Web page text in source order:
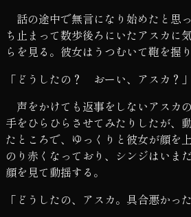
話の途中で無言になり始めたと思
ち止まって数歩後ろにいたアスカに
らを見る。彼女はうつむいて鞄を握
「どうしたの？ おーい、アスカ？」
声をかけても返事をしないアスカ
手をひらひらさせてみたりしたが、
たところで、ゆっくりと彼女が顔を
のり赤くなっており、シンジはいま
顔を見て動揺する。
「どうしたの、アスカ。具合悪かっ